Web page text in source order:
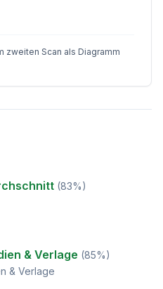
zweiten Scan als Diagramm
(83%)
& Verlage (85%)
& Verlage